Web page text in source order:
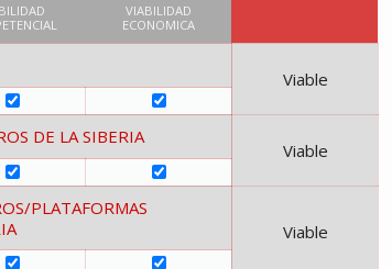
VIABILIDAD
ECONOMICA
Viable
DE LA SIBERIA
Viable
PLATAFORMAS
Viable